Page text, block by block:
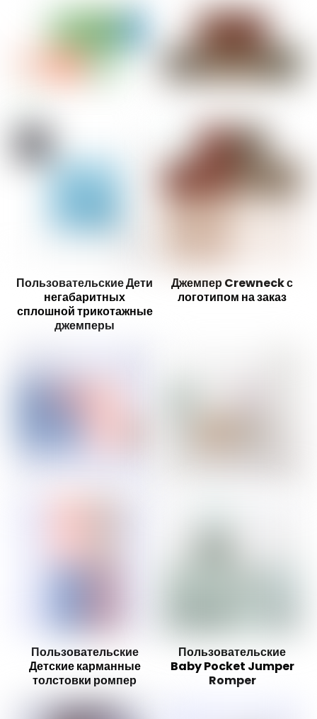
Пользовательские Дети
негабаритных
сплошной трикотажные
джемперы
Джемпер Crewneck с
логотипом на заказ
Пользовательские
Детские карманные
толстовки ромпер
Пользовательские
Baby Pocket Jumper
Romper